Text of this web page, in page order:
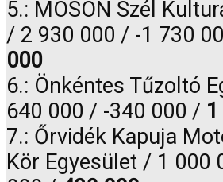
5.: MOSON Szél
/ 2 930 000 / -1 730
000
6.: Önkéntes Tűzoltó
640 000 / -340 000 /
7.: Őrvidék Kapuja
Kör Egyesület / 1 000